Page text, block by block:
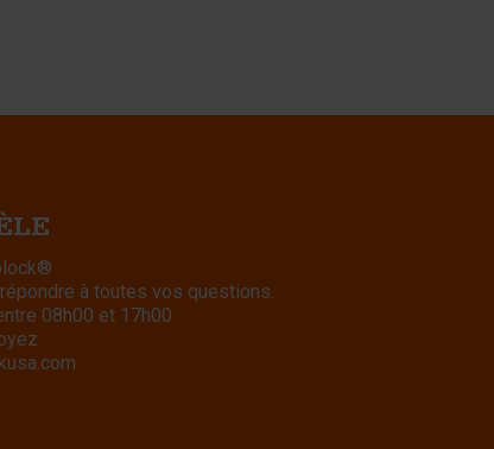
à toutes vos questions.
08h00 et 17h00